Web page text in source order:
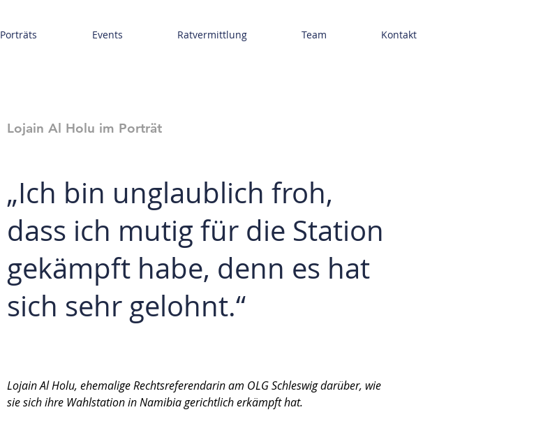
Porträts Events Ratvermittlung Team Kontakt
Lojain Al Holu im Porträt
„Ich bin unglaublich froh,
dass ich mutig für die Station
gekämpft habe, denn es hat
sich sehr gelohnt.“
Lojain Al Holu, ehemalige Rechtsreferendarin am OLG Schleswig darüber, wie
sie sich ihre Wahlstation in Namibia gerichtlich erkämpft hat.